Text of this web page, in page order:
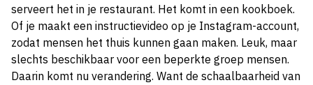
serveert het in je restaurant. Het komt in een kookboek.
Of je maakt een instructievideo op je Instagram-account,
zodat mensen het thuis kunnen gaan maken. Leuk, maar
slechts beschikbaar voor een beperkte groep mensen.
Daarin komt nu verandering. Want de schaalbaarheid van